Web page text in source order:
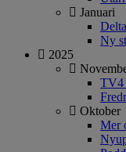
Januari
Ny
2025
TV4
Oktober
Mer